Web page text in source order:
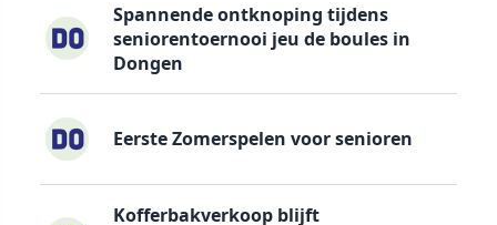
Spannende ontknoping tijdens
seniorentoernooi jeu de boules in
Dongen
Eerste Zomerspelen voor senioren
Kofferbakverkoop blijft